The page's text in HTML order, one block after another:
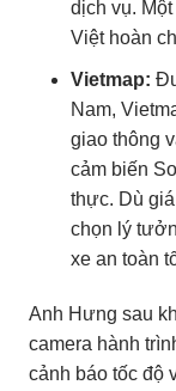
dịch vụ.
Việt hoàn
Vietmap:
Nam,
giao thông
cảm biến
thực. Dù
chọn lý
xe an toàn
Anh Hưng sau
camera hành
cảnh báo tốc độ